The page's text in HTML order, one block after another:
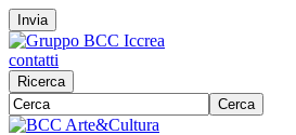
Invia
contatti
Ricerca
Cerca